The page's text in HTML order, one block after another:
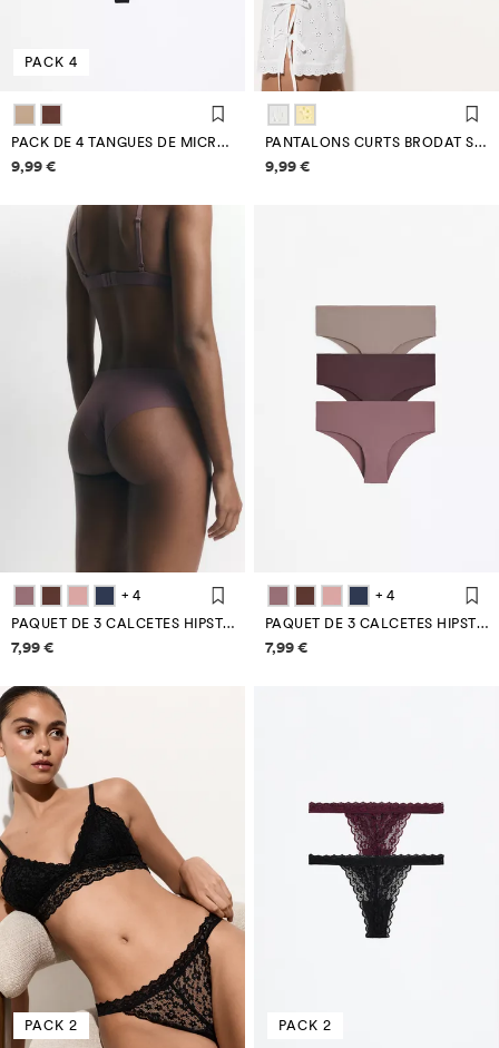
PACK 4
PACK DE 4 TANGUES DE MICROFIBRA
Informació de preus
9,99 €
PANTALONS CURTS BRODAT SUÍS
Informació de preus
9,99 €
+ 4
PAQUET DE 3 CALCETES HIPSTER DE MICROFIBRA
Informació de preus
7,99 €
+ 4
PAQUET DE 3 CALCETES HIPSTER DE MICROFIBRA
Informació de preus
7,99 €
PACK 2 PACK 2